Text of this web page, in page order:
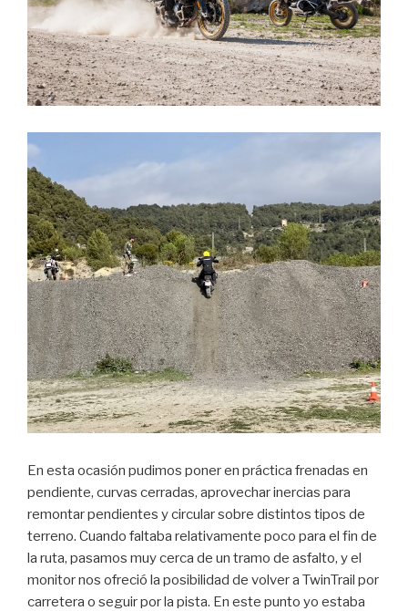
En esta ocasión pudimos poner en práctica frenadas en
pendiente, curvas cerradas, aprovechar inercias para
remontar pendientes y circular sobre distintos tipos de
terreno. Cuando faltaba relativamente poco para el fin de
la ruta, pasamos muy cerca de un tramo de asfalto, y el
monitor nos ofreció la posibilidad de volver a TwinTrail por
carretera o seguir por la pista. En este punto yo estaba